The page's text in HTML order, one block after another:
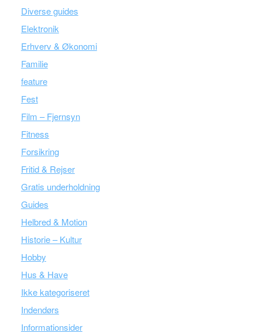
Diverse guides
Elektronik
Erhverv & Økonomi
Familie
feature
Fest
Film – Fjernsyn
Fitness
Forsikring
Fritid & Rejser
Gratis underholdning
Guides
Helbred & Motion
Historie – Kultur
Hobby
Hus & Have
Ikke kategoriseret
Indendørs
Informationsider